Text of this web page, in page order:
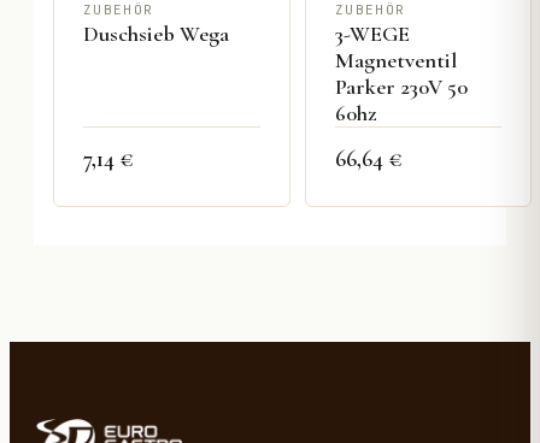
ZUBEHÖR
Duschsieb Wega
7,14 €
ZUBEHÖR
3-WEGE
Magnetventil
Parker 230V 50
60hz
66,64 €